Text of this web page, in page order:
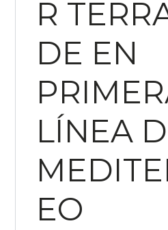
R
DE EN
LÍNEA
EO